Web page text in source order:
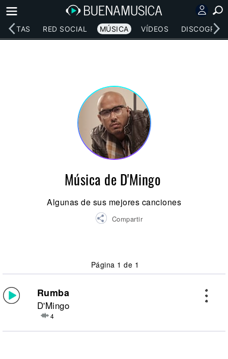
RED SOCIAL MÚSICA VÍDEOS
Música de D'Mingo
Algunas de sus mejores canciones
Compartir
Página 1 de 1
Rumba
D'Mingo
4